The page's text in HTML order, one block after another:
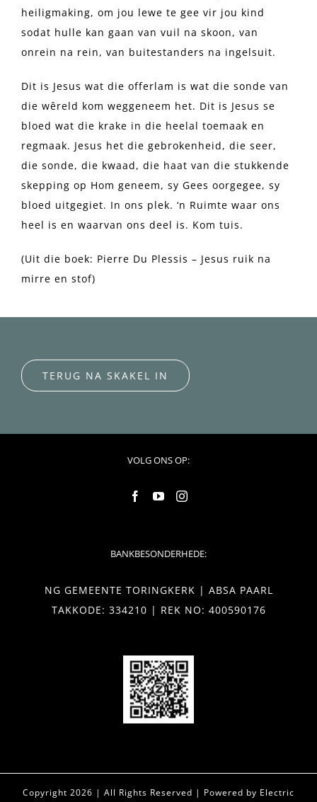
heiligmaking, om jou lewe te gee vir jou kind
sodat hulle kan gaan van vuil na skoon, van
onrein na rein, van buitestanders na ingelsuit.
Dit is Jesus wat die offerlam is wat die sonde van
die wêreld kom weggeneem het. Dit is Jesus se
bloed wat die krake in die heelal toemaak en
regmaak. Jesus het die gebrokenheid, die seer,
die sonde, die kwaad, die haat van die stukkende
skepping op Hom geneem, sy Gees oorgegee, sy
bloed uitgegiet. In ons plek. ‘n Ruimte waar ons
heel is en waarvan ons deel is. Kom tuis.
(Uit die boek: Pierre Du Plessis – Jesus ruik na
mirre en stof)
TERUG NA SKAKEL IN
VOLG ONS OP:
BANKBESONDERHEDE:
NG GEMEENTE TORINGKERK | ABSA PAARL
TAKKODE: 334210 | REK NO: 400590176
Copyright 2026 | All Rights Reserved | Powered by Electric